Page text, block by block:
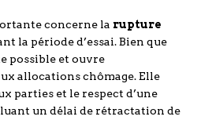
concerne la rupture
la période d’essai. Bien que
possible et ouvre
allocations chômage. Elle
parties et le respect d’une
un délai de rétractation de